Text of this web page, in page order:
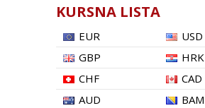
KURSNA LISTA
EUR
USD
GBP
HRK
CHF
CAD
AUD
BAM